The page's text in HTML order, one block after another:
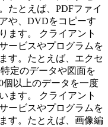
たとえば、PDFファイ
や、DVDをコピーす
ます。 クライアント
ービスやプログラムを
す。たとえば、エクセ
定のデータや図面を
個以上のデータを一度
ます。 クライアント
ービスやプログラムを
す。たとえば、画像編